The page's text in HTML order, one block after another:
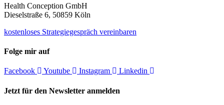
Health Conception GmbH
Dieselstraße 6, 50859 Köln
kostenloses Strategiegespräch vereinbaren
Folge mir auf
Facebook Youtube Instagram Linkedin
Jetzt für den Newsletter anmelden